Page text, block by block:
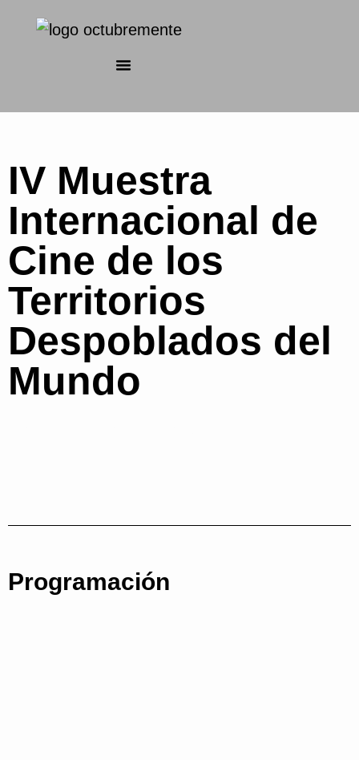
IV Muestra
Internacional de
Cine de los
Territorios
Despoblados del
Mundo
Programación